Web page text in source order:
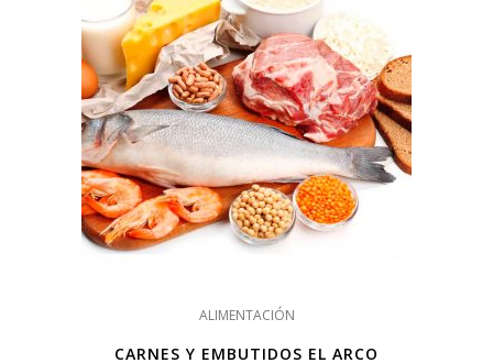
ALIMENTACIÓN
CARNES Y EMBUTIDOS EL ARCO